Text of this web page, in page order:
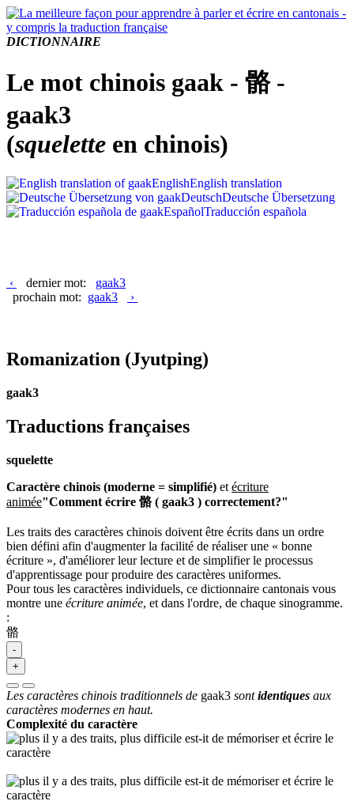
DICTIONNAIRE
Le mot chinois gaak - 骼 -
gaak3
(squelette en chinois)
EnglishEnglish translation
DeutschDeutsche Übersetzung
EspañolTraducción española
‹ dernier mot: gaak3
prochain mot: gaak3 ›
Romanization (Jyutping)
gaak3
Traductions françaises
squelette
Caractère chinois (moderne = simplifié) et écriture
animée"Comment écrire 骼 ( gaak3 ) correctement?"
Les traits des caractères chinois doivent être écrits dans un ordre
bien défini afin d'augmenter la facilité de réaliser une « bonne
écriture », d'améliorer leur lecture et de simplifier le processus
d'apprentissage pour produire des caractères uniformes.
Pour tous les caractères individuels, ce dictionnaire cantonais vous
montre une écriture animée, et dans l'ordre, de chaque sinogramme.
:
骼
-
+
Les caractères chinois traditionnels de gaak3 sontidentiques aux
caractères modernes en haut.
Complexité du caractère